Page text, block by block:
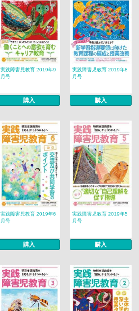
実践障害児教育 2019年9
月号
購入
実践障害児教育 2019年8
月号
購入
実践障害児教育 2019年6
月号
購入
実践障害児教育 2019年5
月号
購入